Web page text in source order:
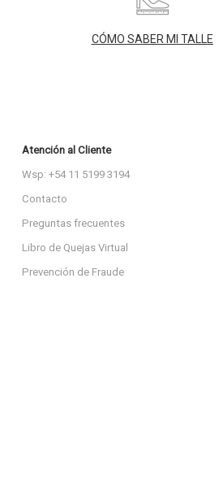
CÓMO SABER MI TALLE
Atención al Cliente
Wsp: +54 11 5199 3194
Contacto
Preguntas frecuentes
Libro de Quejas Virtual
Prevención de Fraude